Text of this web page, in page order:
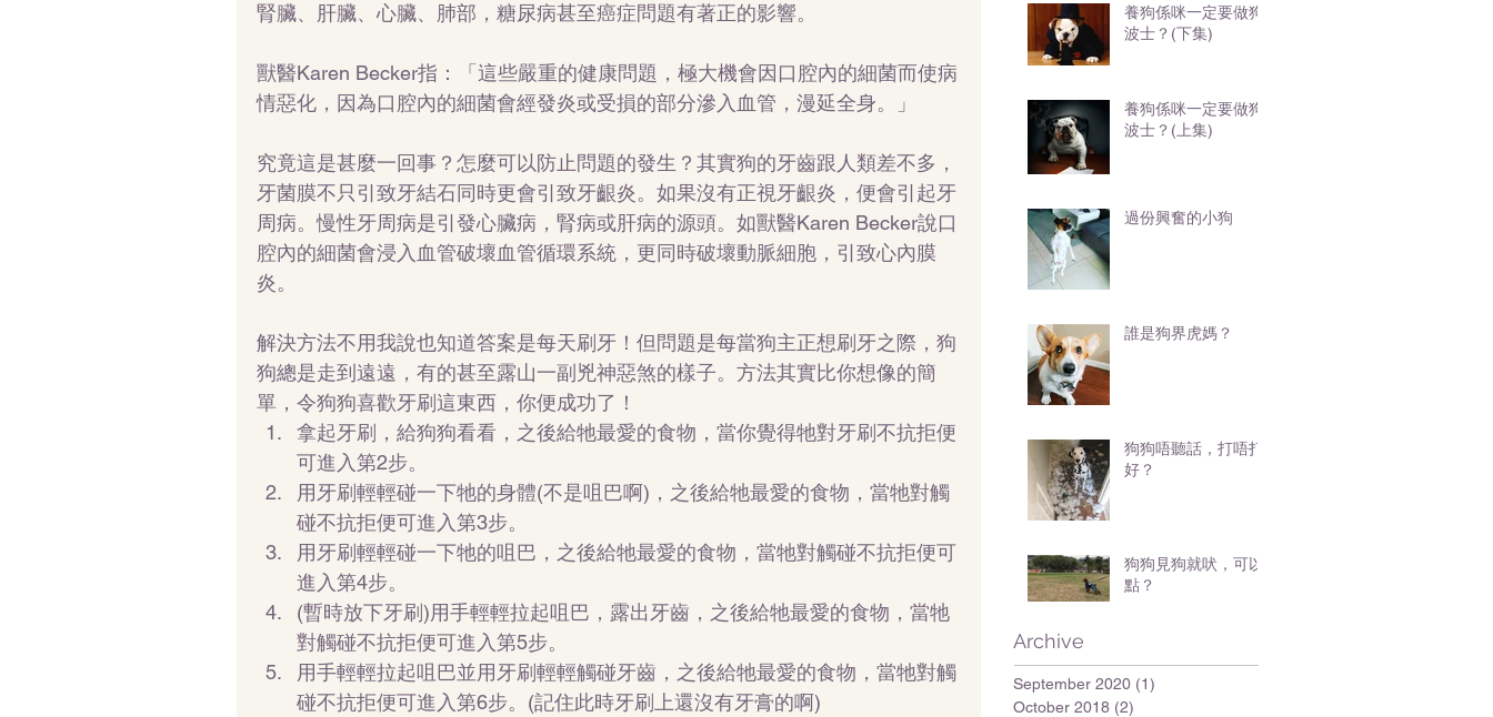
腎臟、肝臟、心臟、肺部，糖尿病甚至癌症問題有著正的影響。
獸醫Karen Becker指：「這些嚴重的健康問題，極大機會因口腔內的細菌而使病
情惡化，因為口腔內的細菌會經發炎或受損的部分滲入血管，漫延全身。」
究竟這是甚麼一回事？怎麼可以防止問題的發生？其實狗的牙齒跟人類差不多，
牙菌膜不只引致牙結石同時更會引致牙齦炎。如果沒有正視牙齦炎，便會引起牙
周病。慢性牙周病是引發心臟病，腎病或肝病的源頭。如獸醫Karen Becker說口
腔內的細菌會浸入血管破壞血管循環系統，更同時破壞動脈細胞，引致心內膜
炎。
解決方法不用我說也知道答案是每天刷牙！但問題是每當狗主正想刷牙之際，狗
狗總是走到遠遠，有的甚至露山一副兇神惡煞的樣子。方法其實比你想像的簡
單，令狗狗喜歡牙刷這東西，你便成功了！
拿起牙刷，給狗狗看看，之後給牠最愛的食物，當你覺得牠對牙刷不抗拒便
可進入第2步。
用牙刷輕輕碰一下牠的身體(不是咀巴啊)，之後給牠最愛的食物，當牠對觸
碰不抗拒便可進入第3步。
用牙刷輕輕碰一下牠的咀巴，之後給牠最愛的食物，當牠對觸碰不抗拒便可
進入第4步。
(暫時放下牙刷)用手輕輕拉起咀巴，露出牙齒，之後給牠最愛的食物，當牠
對觸碰不抗拒便可進入第5步。
用手輕輕拉起咀巴並用牙刷輕輕觸碰牙齒，之後給牠最愛的食物，當牠對觸
碰不抗拒便可進入第6步。(記住此時牙刷上還沒有牙膏的啊)
養狗係咪一定要做狗
波士？(下集)
養狗係咪一定要做狗
波士？(上集)
過份興奮的小狗
誰是狗界虎媽？
狗狗唔聽話，打唔打
好？
狗狗見狗就吠，可以
點？
Archive
September 2020 (1)
October 2018 (2)